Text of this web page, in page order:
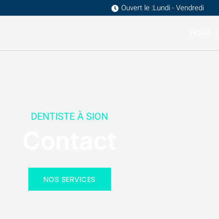
Ouvert le :Lundi - Vendredi
DENTISTE À SION
NOS SERVICES